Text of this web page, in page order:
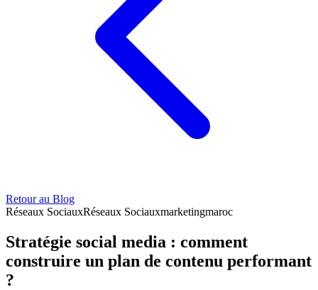
Retour au Blog
Réseaux SociauxRéseaux Sociauxmarketingmaroc
Stratégie social media : comment
construire un plan de contenu performant
?